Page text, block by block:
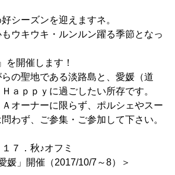
シーズンを迎えますネ。
ウキウキ・ルンルン躍る季節となっ
を開催します！
の聖地である淡路島と、愛媛（道
ａｐｐｙに過ごしたい所存です。
オーナーに限らず、ポルシェやスー
わず、ご参集・ご参加して下さい。
７．秋♪オフミ
開催（2017/10/7～8）＞